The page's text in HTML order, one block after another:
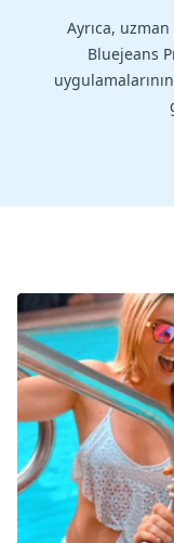
Ayrıca,
Bluejeans